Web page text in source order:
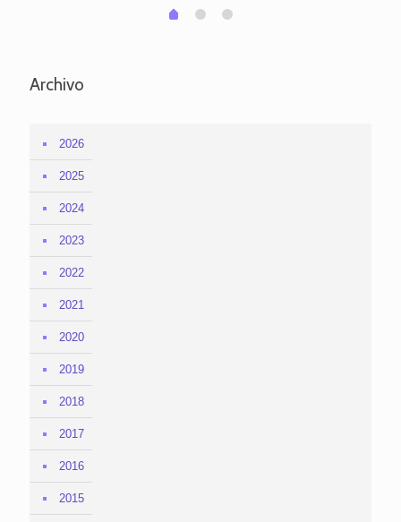
0 1 2
Archivo
2026
2025
2024
2023
2022
2021
2020
2019
2018
2017
2016
2015